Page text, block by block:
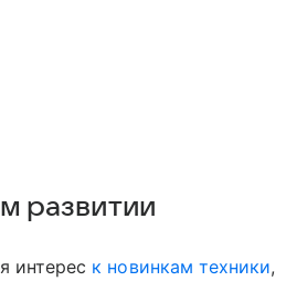
развитии
интерес к новинкам техники,